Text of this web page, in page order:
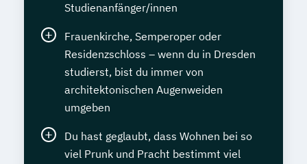
Studienanfänger/innen
Frauenkirche, Semperoper oder
Residenzschloss – wenn du in Dresden
studierst, bist du immer von
architektonischen Augenweiden
umgeben
Du hast geglaubt, dass Wohnen bei so
viel Prunk und Pracht bestimmt viel